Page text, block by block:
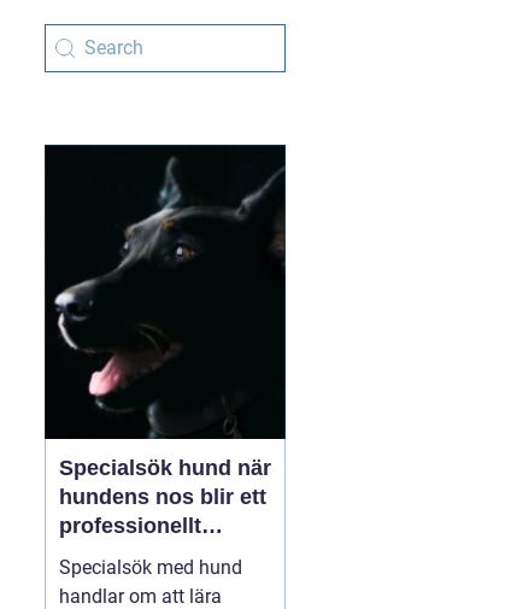
Specialsök hund när
hundens nos blir ett
professionellt
verktyg
Specialsök med hund
handlar om att lära